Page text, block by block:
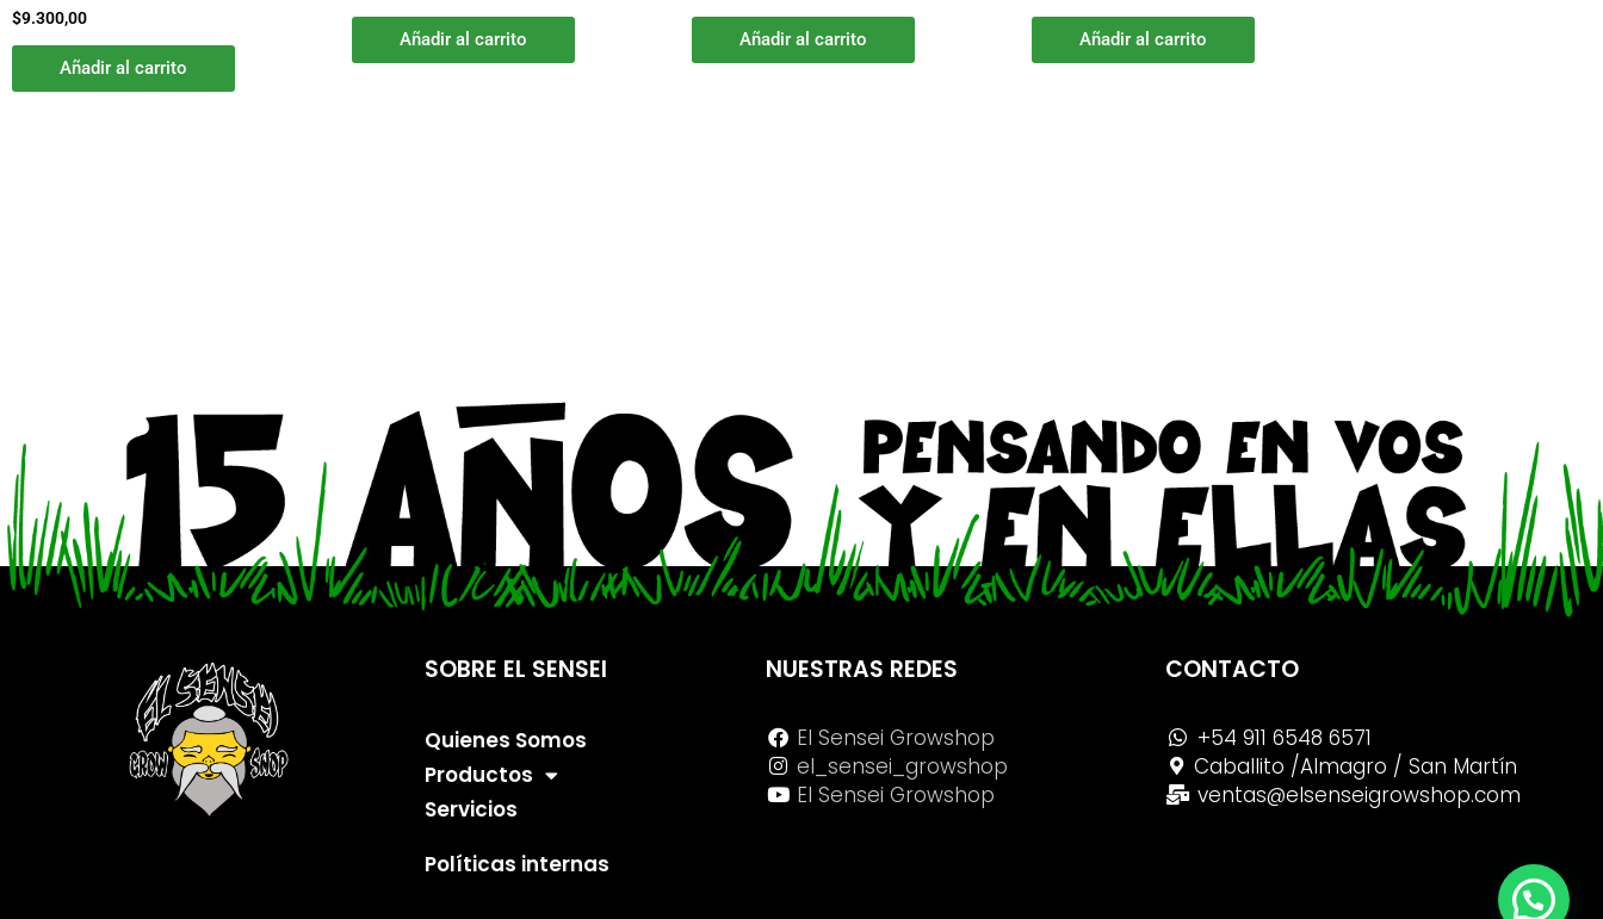
$9.300,00
Añadir al carrito
Añadir al carrito Añadir al carrito Añadir al carrito
SOBRE EL SENSEI
Quienes Somos
Productos
Servicios
Políticas internas
NUESTRAS REDES
El Sensei Growshop
el_sensei_growshop
El Sensei Growshop
CONTACTO
+54 911 6548 6571
Caballito /Almagro / San Martín
ventas@elsenseigrowshop.com